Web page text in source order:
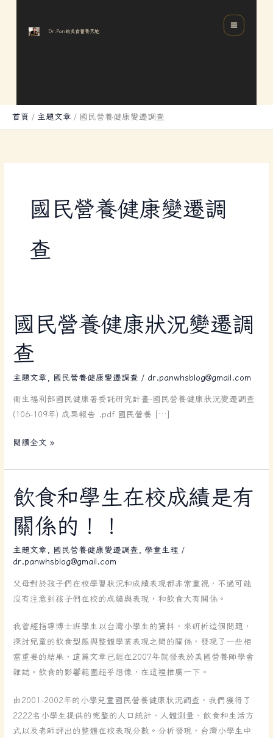
Dr.Pan的美食營養天地
MENU
首頁 主題文章 國民營養健康變遷調查
國民營養健康變遷調
查
國民營養健康狀況變遷調
查
主題文章 國民營養健康變遷調查 / dr.panwhsblog@gmail.com
衛生福利部國民健康署委託研究計畫-國民營養健康狀況變遷調查
(106-109年) 成果報告 .pdf 國民營養 […]
國
民
營
養
健
狀
變
調
閱讀全文 »
飲食和學生在校成績是有
關係的！！
主題文章 國民營養健康變遷調查 學童生理 /
dr.panwhsblog@gmail.com
父母對於孩子們在校學習狀況和成績表現都非常重視，不過可能
沒有注意到孩子們在校的成績與表現，和飲食大有關係。
我曾經指導博士班學生以台灣小學生的資料，來研析這個問題，
探討兒童的飲食型態與整體學業表現之間的關係，發現了一些相
當重要的結果，這篇文章已經在2007年就發表於美國營養師學會
雜誌。飲食的影響範圍超乎想像，在這裡推廣一下。
由2001-2002年的小學兒童國民營養健康狀況調查，我們獲得了
2222名小學生提供的完整的人口統計、人體測量、飲食和生活方
式以及老師評出的整體在校表現分數。分析發現，台灣小學生中
飲
食
和
學
生
在
校
成
是
有
關
係